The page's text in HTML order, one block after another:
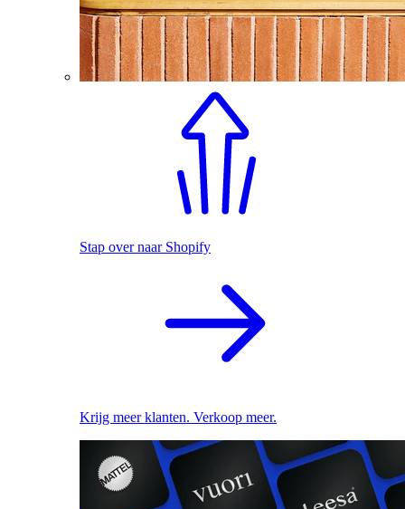
Stap over naar Shopify
Krijg meer klanten. Verkoop meer.